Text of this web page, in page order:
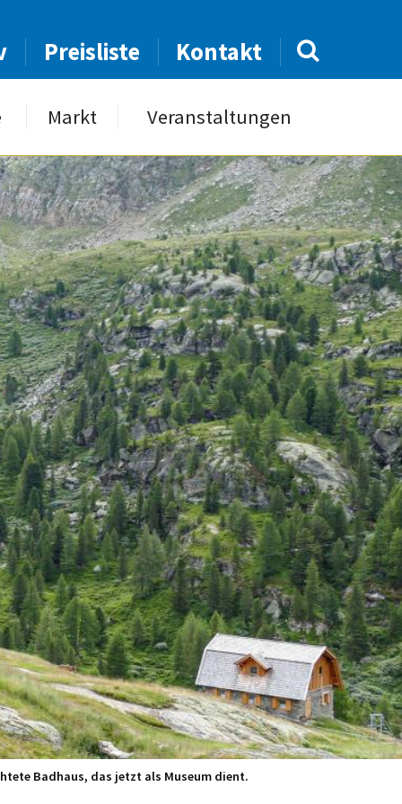
Preisliste Kontakt
Markt Veranstaltungen
Badhaus, das jetzt als Museum dient.